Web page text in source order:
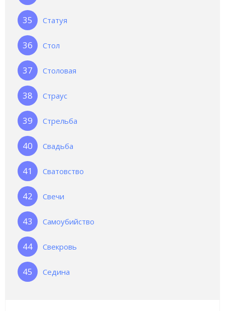
Статуя
Стол
Столовая
Страус
Стрельба
Свадьба
Сватовство
Свечи
Самоубийство
Свекровь
Седина